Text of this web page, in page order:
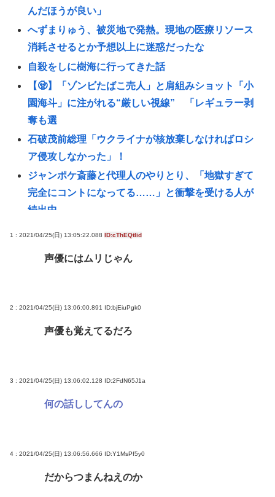
んだほうが良い」
へずまりゅう、被災地で発熱。現地の医療リソース
消耗させるとか予想以上に迷惑だったな
自殺をしに樹海に行ってきた話
【🧟】「ゾンビたばこ売人」と肩組みショット「小
園海斗」に注がれる“厳しい視線” 「レギュラー剥
奪も選
石破茂前総理「ウクライナが核放棄しなければロシ
ア侵攻しなかった」！
ジャンポケ斎藤と代理人のやりとり、「地獄すぎて
完全にコントになってる……」と衝撃を受ける人が
続出中
この映画は観なくていいって作品教えて
氷河期世代『ルッキズムが一番酷かったのは00年
た。」たし蟹
【日本水産物輸入禁止に釈明が必要】 韓国のCPTPP
【皇室】 宮内庁長官実力行使 愛子天皇実現へ！
1 : 2021/04/25(日) 13:05:22.088 ID:cThEQtIid
声優にはムリじゃん
2 : 2021/04/25(日) 13:06:00.891 ID:bjEiuPgk0
声優も覚えてるだろ
3 : 2021/04/25(日) 13:06:02.128 ID:2FdN65J1a
何の話ししてんの
4 : 2021/04/25(日) 13:06:56.666 ID:Y1MsPf5y0
だからつまんねえのか